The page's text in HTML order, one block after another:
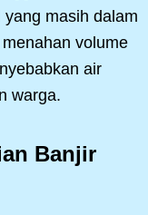
masih dalam
volume
air
warga.
Banjir